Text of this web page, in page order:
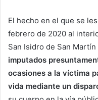
El hecho en el que se
febrero de 2020 al
San Isidro de San
imputados
ocasiones a la víctima
vida mediante un